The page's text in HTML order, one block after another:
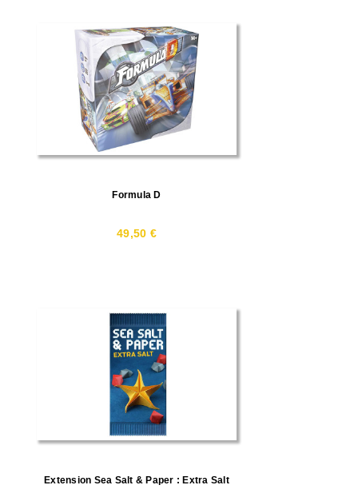
Formula D
49,50 €
Extension Sea Salt & Paper : Extra Salt